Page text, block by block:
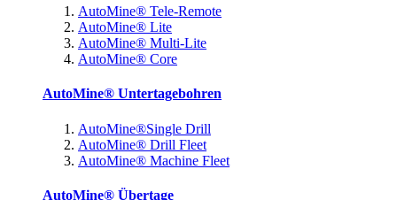
AutoMine® Tele-Remote
AutoMine® Lite
AutoMine® Multi-Lite
AutoMine® Core
AutoMine® Untertagebohren
AutoMine®Single Drill
AutoMine® Drill Fleet
AutoMine® Machine Fleet
AutoMine® Übertage